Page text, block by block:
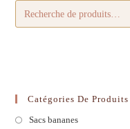
Catégories De Produits
Sacs bananes